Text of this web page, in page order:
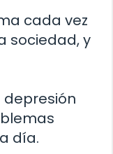
cada vez
sociedad, y
depresión
día.